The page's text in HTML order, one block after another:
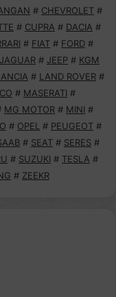
# CHEVROLET #
# CUPRA # DACIA #
# FIAT # FORD #
JAGUAR # JEEP # KGM
# LAND ROVER #
# MASERATI #
MG MOTOR # MINI #
# OPEL # PEUGEOT #
# SEAT # SERES #
# SUZUKI # TESLA #
# ZEEKR